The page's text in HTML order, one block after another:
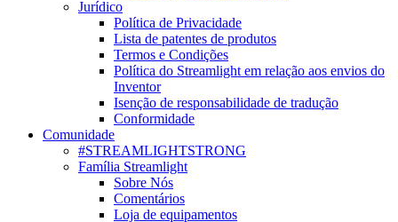
Jurídico
Política de Privacidade
Lista de patentes de produtos
Termos e Condições
Política do Streamlight em relação aos envios do
Inventor
Isenção de responsabilidade de tradução
Conformidade
Comunidade
#STREAMLIGHTSTRONG
Família Streamlight
Sobre Nós
Comentários
Loja de equipamentos